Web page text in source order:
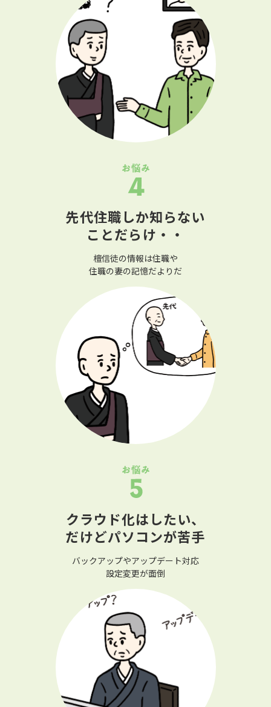
先代住職しか知らない
ことだらけ・・
檀信徒の情報は住職や
住職の妻の記憶だよりだ
クラウド化はしたい、
だけどパソコンが苦手
バックアップやアップデート対応
設定変更が面倒